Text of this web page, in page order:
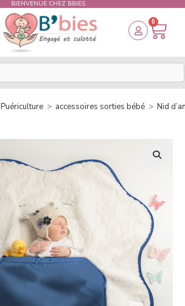
BIENVENUE CHEZ BBIES.
0
Puériculture > accessoires sorties bébé > Nid